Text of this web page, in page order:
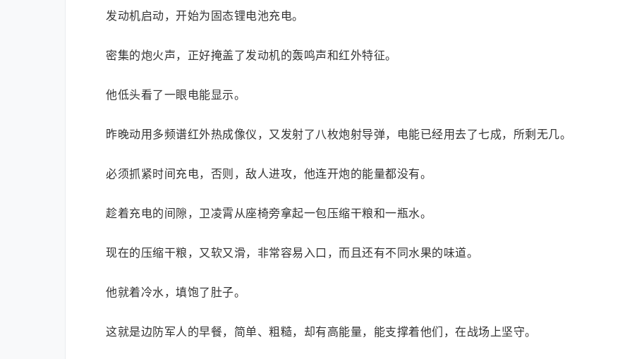
发动机启动，开始为固态锂电池充电。
密集的炮火声，正好掩盖了发动机的轰鸣声和红外特征。
他低头看了一眼电能显示。
昨晚动用多频谱红外热成像仪，又发射了八枚炮射导弹，电能已经用去了七成，所剩无几。
必须抓紧时间充电，否则，敌人进攻，他连开炮的能量都没有。
趁着充电的间隙，卫凌霄从座椅旁拿起一包压缩干粮和一瓶水。
现在的压缩干粮，又软又滑，非常容易入口，而且还有不同水果的味道。
他就着冷水，填饱了肚子。
这就是边防军人的早餐，简单、粗糙，却有高能量，能支撑着他们，在战场上坚守。